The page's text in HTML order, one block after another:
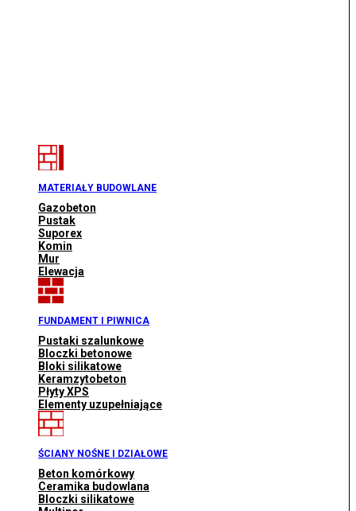
MATERIAŁY BUDOWLANE
Gazobeton
Pustak
Suporex
Komin
Mur
Elewacja
FUNDAMENT I PIWNICA
Pustaki szalunkowe
Bloczki betonowe
Bloki silikatowe
Keramzytobeton
Płyty XPS
Elementy uzupełniające
ŚCIANY NOŚNE I DZIAŁOWE
Beton komórkowy
Ceramika budowlana
Bloczki silikatowe